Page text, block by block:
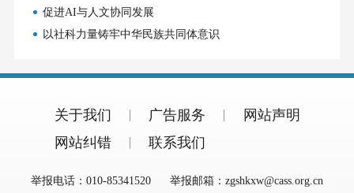
促进AI与人文协同发展
以社科力量铸牢中华民族共同体意识
关于我们 广告服务
网站声明
网站纠错
联系我们
举报电话：010-85341520 举报邮箱：zgshkxw@cass.org.cn